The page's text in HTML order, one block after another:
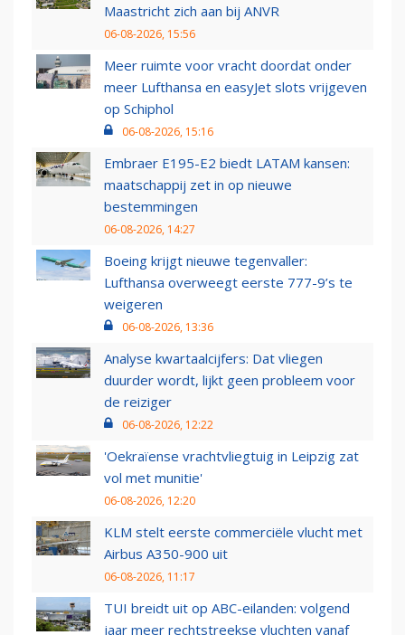
Maastricht zich aan bij ANVR
06-08-2026, 15:56
Meer ruimte voor vracht doordat onder
meer Lufthansa en easyJet slots vrijgeven
op Schiphol
06-08-2026, 15:16
Embraer E195-E2 biedt LATAM kansen:
maatschappij zet in op nieuwe
bestemmingen
06-08-2026, 14:27
Boeing krijgt nieuwe tegenvaller:
Lufthansa overweegt eerste 777-9’s te
weigeren
06-08-2026, 13:36
Analyse kwartaalcijfers: Dat vliegen
duurder wordt, lijkt geen probleem voor
de reiziger
06-08-2026, 12:22
'Oekraïense vrachtvliegtuig in Leipzig zat
vol met munitie'
06-08-2026, 12:20
KLM stelt eerste commerciële vlucht met
Airbus A350-900 uit
06-08-2026, 11:17
TUI breidt uit op ABC-eilanden: volgend
jaar meer rechtstreekse vluchten vanaf